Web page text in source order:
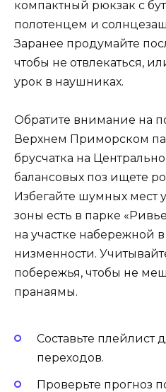
компактный рюкзак с
полотенцем и
Заранее продумайте
чтобы не отвлекаться,
урок в наушниках.
Обратите внимание на
Верхнем Приморском
брусчатка на
балансовых поз ищете
Избегайте шумных мест
зоны есть в парке
на участке набережной
низменности.
побережья, чтобы не
пранаямы.
Составьте плейлист
переходов.
Проверьте прогноз